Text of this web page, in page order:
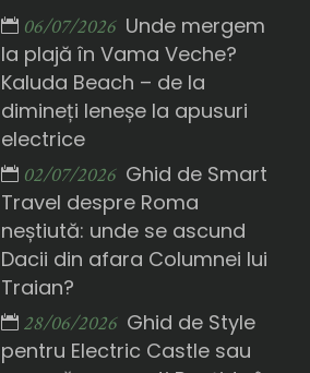
06/07/2026 Unde mergem
la plajă în Vama Veche?
Kaluda Beach – de la
dimineți leneșe la apusuri
electrice
02/07/2026 Ghid de Smart
Travel despre Roma
neștiută: unde se ascund
Dacii din afara Columnei lui
Traian?
28/06/2026 Ghid de Style
pentru Electric Castle sau